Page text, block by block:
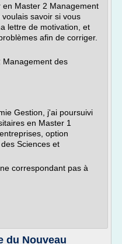
Master 2 Management
savoir si vous
lettre de motivation, et
afin de corriger.
Management des
Gestion, j'ai poursuivi
en Master 1
option
Sciences et
correspondant pas à
du Nouveau